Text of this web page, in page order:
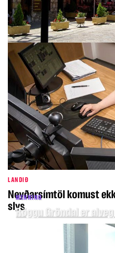
Óvissa með prestaval í
LANDIÐ
Neyðarsímtöl komust
slys
MENNING
Röggu Gröndal er